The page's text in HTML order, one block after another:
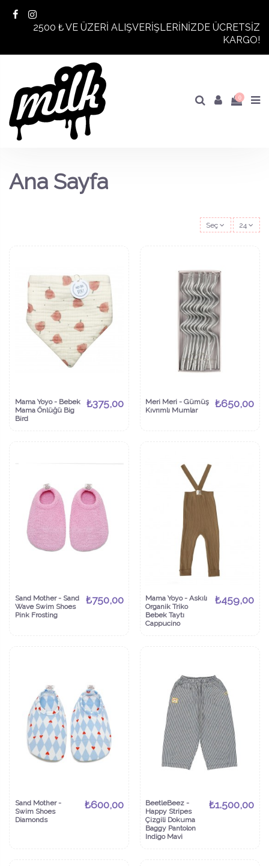
2500 ₺ VE ÜZERİ ALIŞVERİŞLERİNİZDE ÜCRETSİZ
KARGO!
0
Ana Sayfa
Seç 24
Mama Yoyo - Bebek
Mama Önlüğü Big
Bird
₺375,00
Meri Meri - Gümüş
Kıvrımlı Mumlar
₺650,00
Sand Mother - Sand
Wave Swim Shoes
Pink Frosting
₺750,00
Mama Yoyo - Askılı
Organik Triko
Bebek Taytı
Cappucino
₺459,00
Sand Mother -
Swim Shoes
Diamonds
₺600,00
BeetleBeez -
Happy Stripes
Çizgili Dokuma
Baggy Pantolon
Indigo Mavi
₺1.500,00